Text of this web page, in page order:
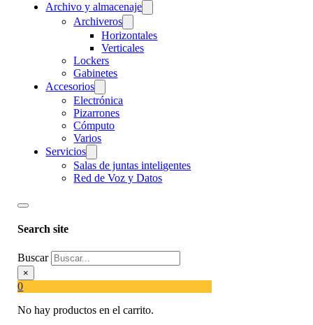
Archivo y almacenaje
Archiveros
Horizontales
Verticales
Lockers
Gabinetes
Accesorios
Electrónica
Pizarrones
Cómputo
Varios
Servicios
Salas de juntas inteligentes
Red de Voz y Datos
Search site
Buscar
×
0
No hay productos en el carrito.